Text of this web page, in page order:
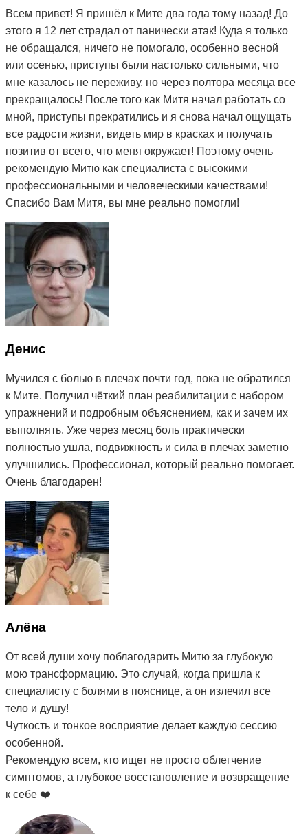
Всем привет! Я пришёл к Мите два года тому назад! До
этого я 12 лет страдал от панически атак! Куда я только
не обращался, ничего не помогало, особенно весной
или осенью, приступы были настолько сильными, что
мне казалось не переживу, но через полтора месяца все
прекращалось! После того как Митя начал работать со
мной, приступы прекратились и я снова начал ощущать
все радости жизни, видеть мир в красках и получать
позитив от всего, что меня окружает! Поэтому очень
рекомендую Митю как специалиста с высокими
профессиональными и человеческими качествами!
Спасибо Вам Митя, вы мне реально помогли!
Денис
Мучился с болью в плечах почти год, пока не обратился
к Мите. Получил чёткий план реабилитации с набором
упражнений и подробным объяснением, как и зачем их
выполнять. Уже через месяц боль практически
полностью ушла, подвижность и сила в плечах заметно
улучшились. Профессионал, который реально помогает.
Очень благодарен!
Алёна
От всей души хочу поблагодарить Митю за глубокую
мою трансформацию. Это случай, когда пришла к
специалисту с болями в пояснице, а он излечил все
тело и душу!
Чуткость и тонкое восприятие делает каждую сессию
особенной.
Рекомендую всем, кто ищет не просто облегчение
симптомов, а глубокое восстановление и возвращение
к себе ❤️